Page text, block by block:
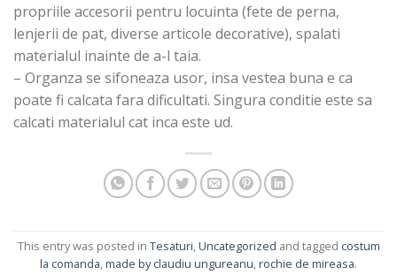
propriile accesorii pentru locuinta (fete de perna,
lenjerii de pat, diverse articole decorative), spalati
materialul inainte de a-l taia.
– Organza se sifoneaza usor, insa vestea buna e ca
poate fi calcata fara dificultati. Singura conditie este sa
calcati materialul cat inca este ud.
This entry was posted in Tesaturi,Uncategorized and tagged costum
la comanda,made by claudiu ungureanu,rochie de mireasa.